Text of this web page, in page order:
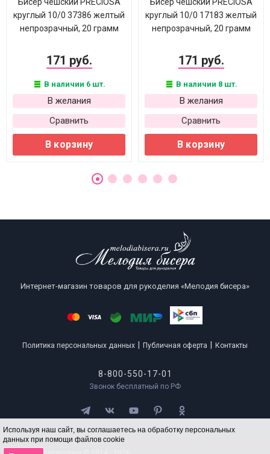
Используя наш сайт, вы соглашаетесь на обработку персональных
данных при помощи файлов cookie
круглый 10/0 37386 желтый
непрозрачный, 20 грамм
171 руб.
В наличии 6 шт.
В желания
Сравнить
В корзину
круглый 10/0 17183 желтый
непрозрачный, 20 грамм
171 руб.
В наличии 8 шт.
В желания
Сравнить
В корзину
Интернет-магазин товаров для рукоделия «Мелодия бисера»
Политика персональных данных Публичная оферта Контакты
8-800-550-17-01
Звонок бесплатный по РФ